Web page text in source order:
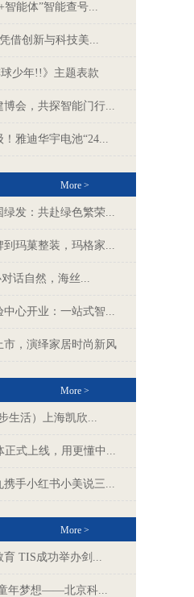
能体”智能查号...
借创新与科技美...
少年!!》主题表款
会，共探智能门行...
雅迪华宇电池“24...
More >
发：共赴绿色繁荣...
到玛菓整装，玛格家...
话自然，海丝...
中心开业：一站式智...
，演绎家居时尚新风
More >
生活）上海凯欣...
式上线，用更懂中...
携手小红书小美说三...
More >
育 TIS成功举办剑...
年梦想——北京科...